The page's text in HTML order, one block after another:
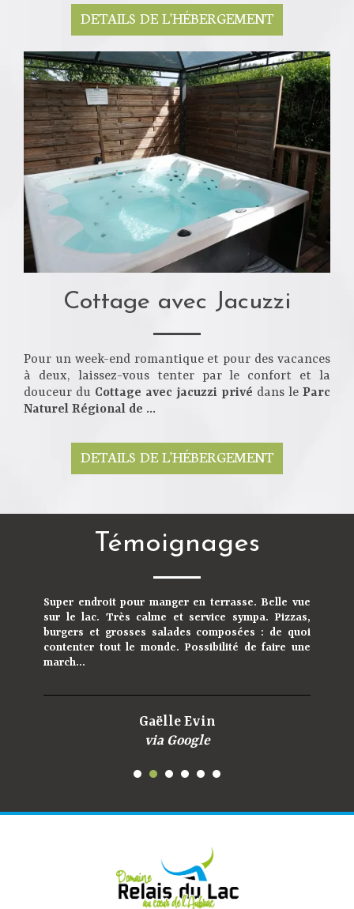
DETAILS DE L'HÉBERGEMENT
Cottage avec Jacuzzi
Pour un week-end romantique et pour des vacances
à deux, laissez-vous tenter par le confort et la
douceur du Cottage avec jacuzzi privé dans le Parc
Naturel Régional de ...
DETAILS DE L'HÉBERGEMENT
Témoignages
Super endroit pour manger en terrasse. Belle vue
sur le lac. Très calme et service sympa. Pizzas,
burgers et grosses salades composées : de quoi
contenter tout le monde. Possibilité de faire une
march...
Gaëlle Evin
via Google